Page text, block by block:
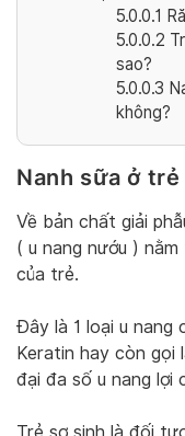
5.0.0.1
5.0.0.2
sao?
5.0.0.3
không?
Nanh sữa ở
Về bản chất giải
( u nang nướu )
của trẻ.
Đây là 1 loại u nang
Keratin hay còn gọi
đại đa số u nang lợi